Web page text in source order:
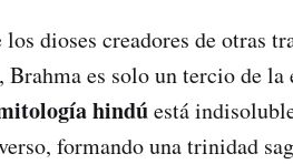
dioses creadores de otras
Brahma es solo un tercio de
hindúestá
formando una trinidad